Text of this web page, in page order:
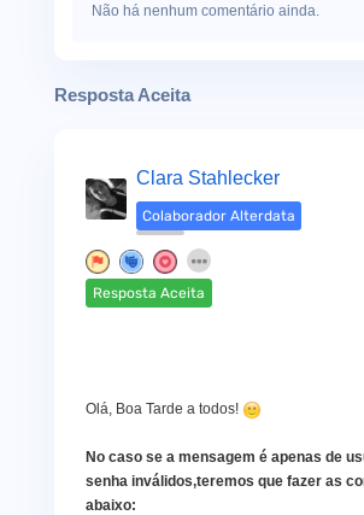
Não há nenhum comentário ainda.
Resposta Aceita
Clara Stahlecker
Colaborador Alterdata
Resposta Aceita
Olá, Boa Tarde a todos!
No caso se a mensagem é apenas de
senha inválidos,teremos que fazer as
abaixo: